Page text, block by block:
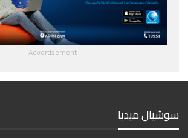
- Advertisement -
سوشيال ميديا